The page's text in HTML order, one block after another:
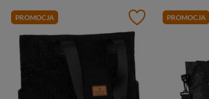
PROMOCJA PROMOCJA